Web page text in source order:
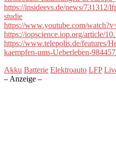
https://insideevs.de/news/731312/
studie
https://www.youtube.com/
https://iopscience.iop.org/article/
https://www.telepolis.de/features/
kaempfen-ums-Ueberleben-
Akku Batterie Elektroauto LFP
– Anzeige –